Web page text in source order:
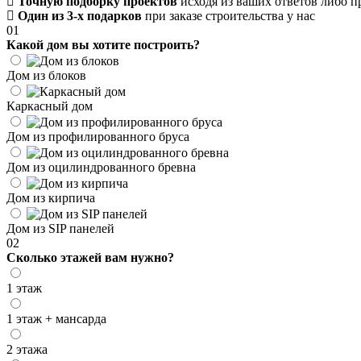
Один из 3-х подарков при заказе строительства у нас
01
Какой дом вы хотите построить?
Дом из блоков
Каркасный дом
Дом из профилированного бруса
Дом из оцилиндрованного бревна
Дом из кирпича
Дом из SIP панелей
02
Сколько этажей вам нужно?
1 этаж
1 этаж + мансарда
2 этажа